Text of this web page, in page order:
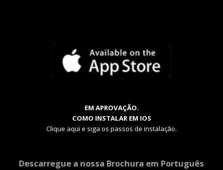
EM APROVAÇÃO.
COMO INSTALAR EM IOS
Clique aqui e siga os passos de instalação.
Descarregue a nossa Brochura em Português